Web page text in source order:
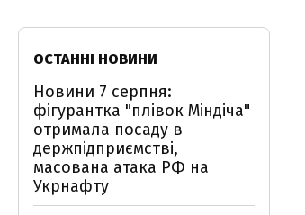
ОСТАННІ НОВИНИ
Новини 7 серпня:
фігурантка "плівок Міндіча"
отримала посаду в
держпідприємстві,
масована атака РФ на
Укрнафту